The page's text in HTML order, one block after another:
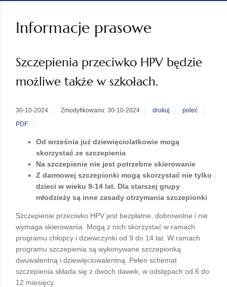
Informacje prasowe
Szczepienia przeciwko HPV będzie
możliwe także w szkołach.
30-10-2024 Zmodyfikowano: 30-10-2024 drukuj
poleć
PDF
Od września już dziewięciolatkowie mogą
skorzystać ze szczepienia
Na szczepienie nie jest potrzebne skierowanie
Z darmowej szczepionki mogą skorzystać nie tylko
dzieci w wieku 9-14 lat. Dla starszej grupy
młodzieży są inne zasady otrzymania szczepionki
Szczepienie przeciwko HPV jest bezpłatne, dobrowolne i nie
wymaga skierowania. Mogą z nich skorzystać w ramach
programu chłopcy i dziewczynki od 9 do 14 lat. W ramach
programu szczepienia są wykonywane szczepionką
dwuwalentną i dziewięciowalentną. Pełen schemat
szczepienia składa się z dwóch dawek, w odstępach od 6 do
12 miesięcy.